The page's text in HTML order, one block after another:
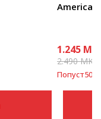
1.245
2.490MKD
Попуст50